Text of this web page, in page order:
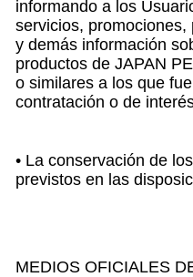
informando a los
servicios,
y demás información
productos de JAPAN
o similares a los que
contratación o de
• La conservación de
previstos en las
MEDIOS OFICIALES